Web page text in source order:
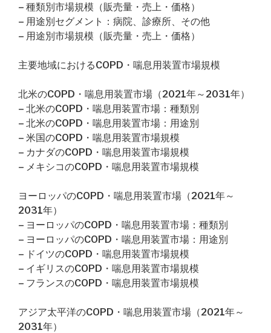
– 種類別市場規模（販売量・売上・価格）
– 用途別セグメント：病院、診療所、その他
– 用途別市場規模（販売量・売上・価格）
主要地域におけるCOPD・喘息用装置市場規模
北米のCOPD・喘息用装置市場（2021年～2031年）
– 北米のCOPD・喘息用装置市場：種類別
– 北米のCOPD・喘息用装置市場：用途別
– 米国のCOPD・喘息用装置市場規模
– カナダのCOPD・喘息用装置市場規模
– メキシコのCOPD・喘息用装置市場規模
ヨーロッパのCOPD・喘息用装置市場（2021年～
2031年）
– ヨーロッパのCOPD・喘息用装置市場：種類別
– ヨーロッパのCOPD・喘息用装置市場：用途別
– ドイツのCOPD・喘息用装置市場規模
– イギリスのCOPD・喘息用装置市場規模
– フランスのCOPD・喘息用装置市場規模
アジア太平洋のCOPD・喘息用装置市場（2021年～
2031年）